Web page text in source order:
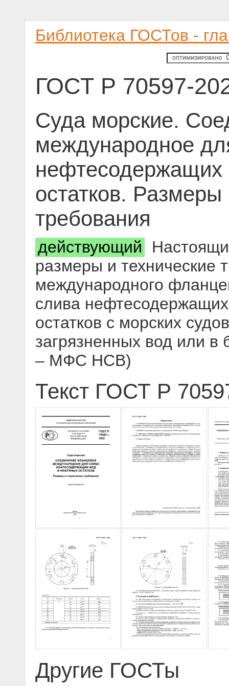
Библиотека ГОСТов -
ГОСТ Р 70597-
Суда морские.
международное
остатков. Размеры
требования
действующий
размеры и технические
международного
слива
остатков с морских
загрязненных вод или в
– МФС НСВ)
Текст ГОСТ Р
Другие ГОСТы